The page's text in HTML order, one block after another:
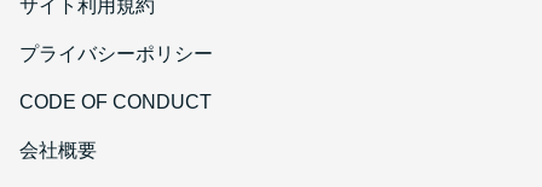
サイト利用規約
プライバシーポリシー
CODE OF CONDUCT
会社概要